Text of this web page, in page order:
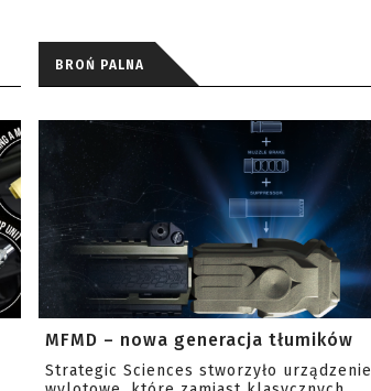
BROŃ PALNA
MFMD – nowa generacja tłumików
Strategic Sciences stworzyło urządzenie